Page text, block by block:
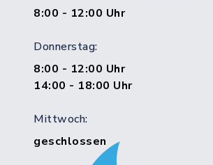
8:00 - 12:00 Uhr
Donnerstag:
8:00 - 12:00 Uhr
14:00 - 18:00 Uhr
Mittwoch:
geschlossen